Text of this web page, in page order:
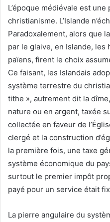
L’époque médiévale est une
christianisme. L’Islande
Paradoxalement, alors que
par le glaive, en Islande,
païens, firent le choix
Ce faisant, les Islandais
système terrestre du
tithe », autrement dit la
nature ou en argent, taxée
collectée en faveur de
clergé et la construction
la première fois, une taxe
système économique du
surtout le premier impôt
payé pour un service était
La pierre angulaire du